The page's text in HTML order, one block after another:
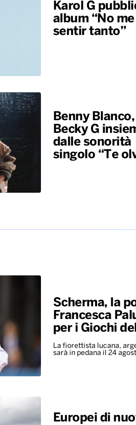
Karol G
album “No
sentir tanto”
Benny
Becky G
dalle sonorità
singolo “Te
Scherma, la
Francesca
per i Giochi
La fiorettista lucana,
sarà in pedana il 24
Europei di